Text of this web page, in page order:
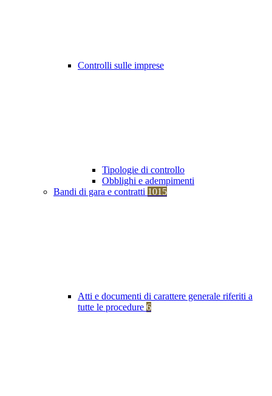
Controlli sulle imprese
Tipologie di controllo
Obblighi e adempimenti
Bandi di gara e contratti 1015
Atti e documenti di carattere generale riferiti a
tutte le procedure 6